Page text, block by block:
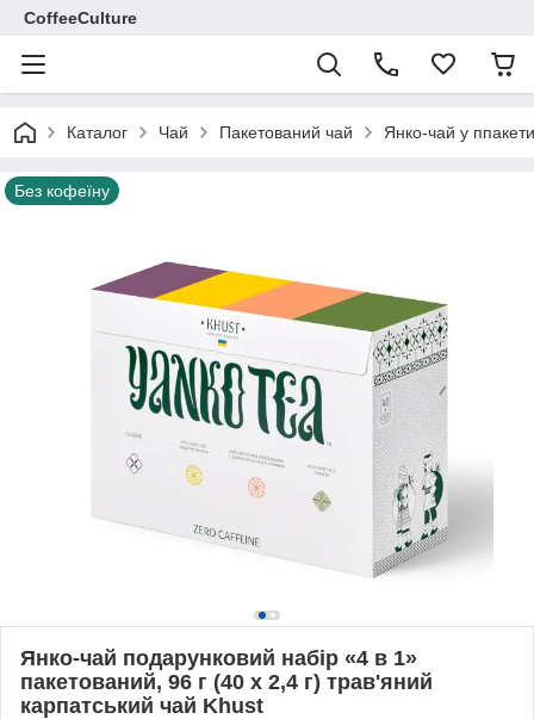
CoffeeCulture
Каталог Чай Пакетований чай Янко-чай у
Без кофеїну
Янко-чай подарунковий набір «4 в 1»
пакетований, 96 г (40 х 2,4 г) трав'яний
карпатський чай Khust